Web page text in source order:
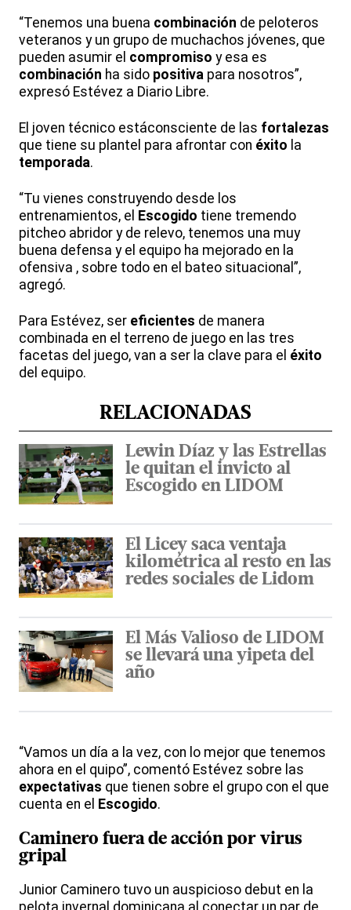
“Tenemos una buena combinación de peloteros
veteranos y un grupo de muchachos jóvenes, que
pueden asumir el compromiso y esa es
combinación ha sido positiva para nosotros”,
expresó Estévez a Diario Libre.
El joven técnico estáconsciente de las fortalezas
que tiene su plantel para afrontar con éxito la
temporada.
“Tu vienes construyendo desde los
entrenamientos, el Escogido tiene tremendo
pitcheo abridor y de relevo, tenemos una muy
buena defensa y el equipo ha mejorado en la
ofensiva , sobre todo en el bateo situacional”,
agregó.
Para Estévez, ser eficientes de manera
combinada en el terreno de juego en las tres
facetas del juego, van a ser la clave para el éxito
del equipo.
RELACIONADAS
Lewin Díaz y las Estrellas
le quitan el invicto al
Escogido en LIDOM
El Licey saca ventaja
kilométrica al resto en las
redes sociales de Lidom
El Más Valioso de LIDOM
se llevará una yipeta del
año
“Vamos un día a la vez, con lo mejor que tenemos
ahora en el quipo”, comentó Estévez sobre las
expectativas que tienen sobre el grupo con el que
cuenta en el Escogido.
Caminero fuera de acción por virus
gripal
Junior Caminero tuvo un auspicioso debut en la
pelota invernal dominicana al conectar un par de